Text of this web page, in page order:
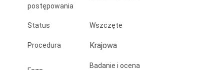
postępowania
Status Wszczęte
Procedura Krajowa
Badanie i ocena